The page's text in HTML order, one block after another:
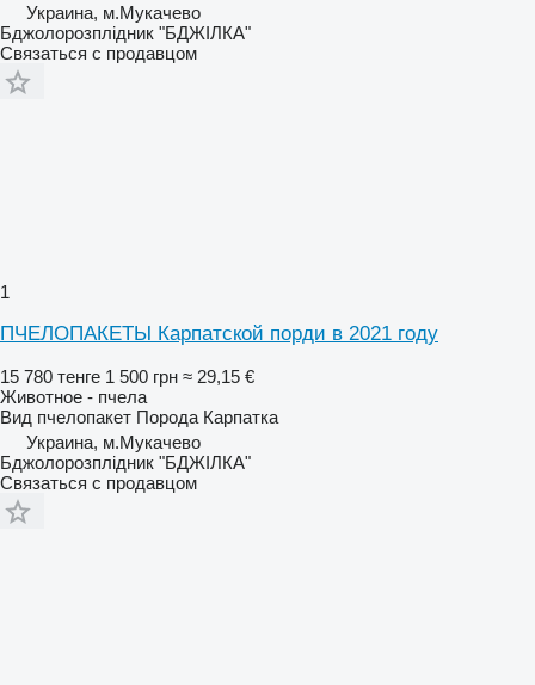
Украина, м.Мукачево
Бджолорозплідник "БДЖІЛКА"
Связаться с продавцом
1
ПЧЕЛОПАКЕТЫ Карпатской порди в 2021 году
15 780 тенге 1 500 грн ≈ 29,15 €
Животное - пчела
Вид пчелопакет Порода Карпатка
Украина, м.Мукачево
Бджолорозплідник "БДЖІЛКА"
Связаться с продавцом